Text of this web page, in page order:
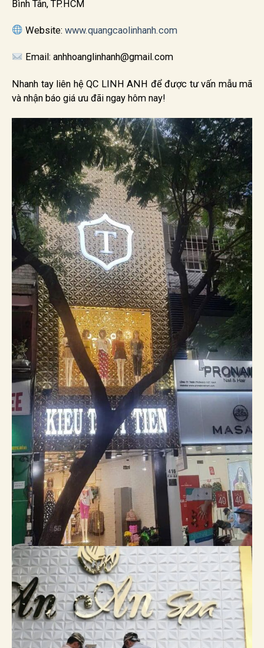
Bình Tân, TP.HCM
Website: www.quangcaolinhanh.com
Email: anhhoanglinhanh@gmail.com
Nhanh tay liên hệ QC LINH ANH để được tư vấn mẫu mã
và nhận báo giá ưu đãi ngay hôm nay!